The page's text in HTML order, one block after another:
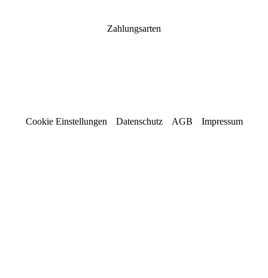
Zahlungsarten
Cookie Einstellungen Datenschutz AGB Impressum